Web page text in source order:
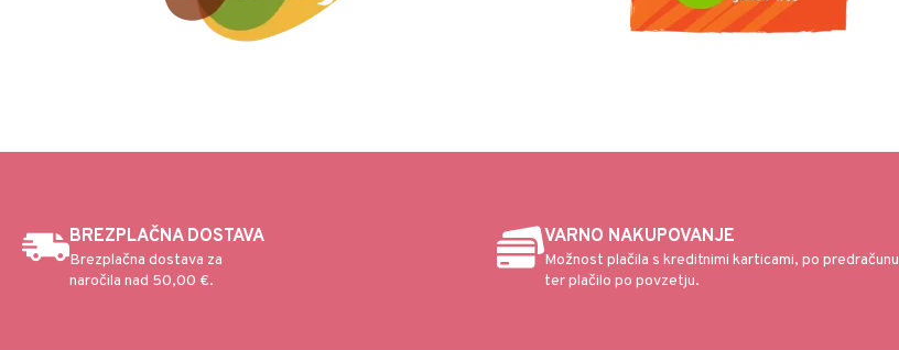
BREZPLAČNA DOSTAVA
Brezplačna dostava za
naročila nad 50,00 €.
VARNO NAKUPOVANJE
Možnost plačila s kreditnimi karticami, po predračunu
ter plačilo po povzetju.